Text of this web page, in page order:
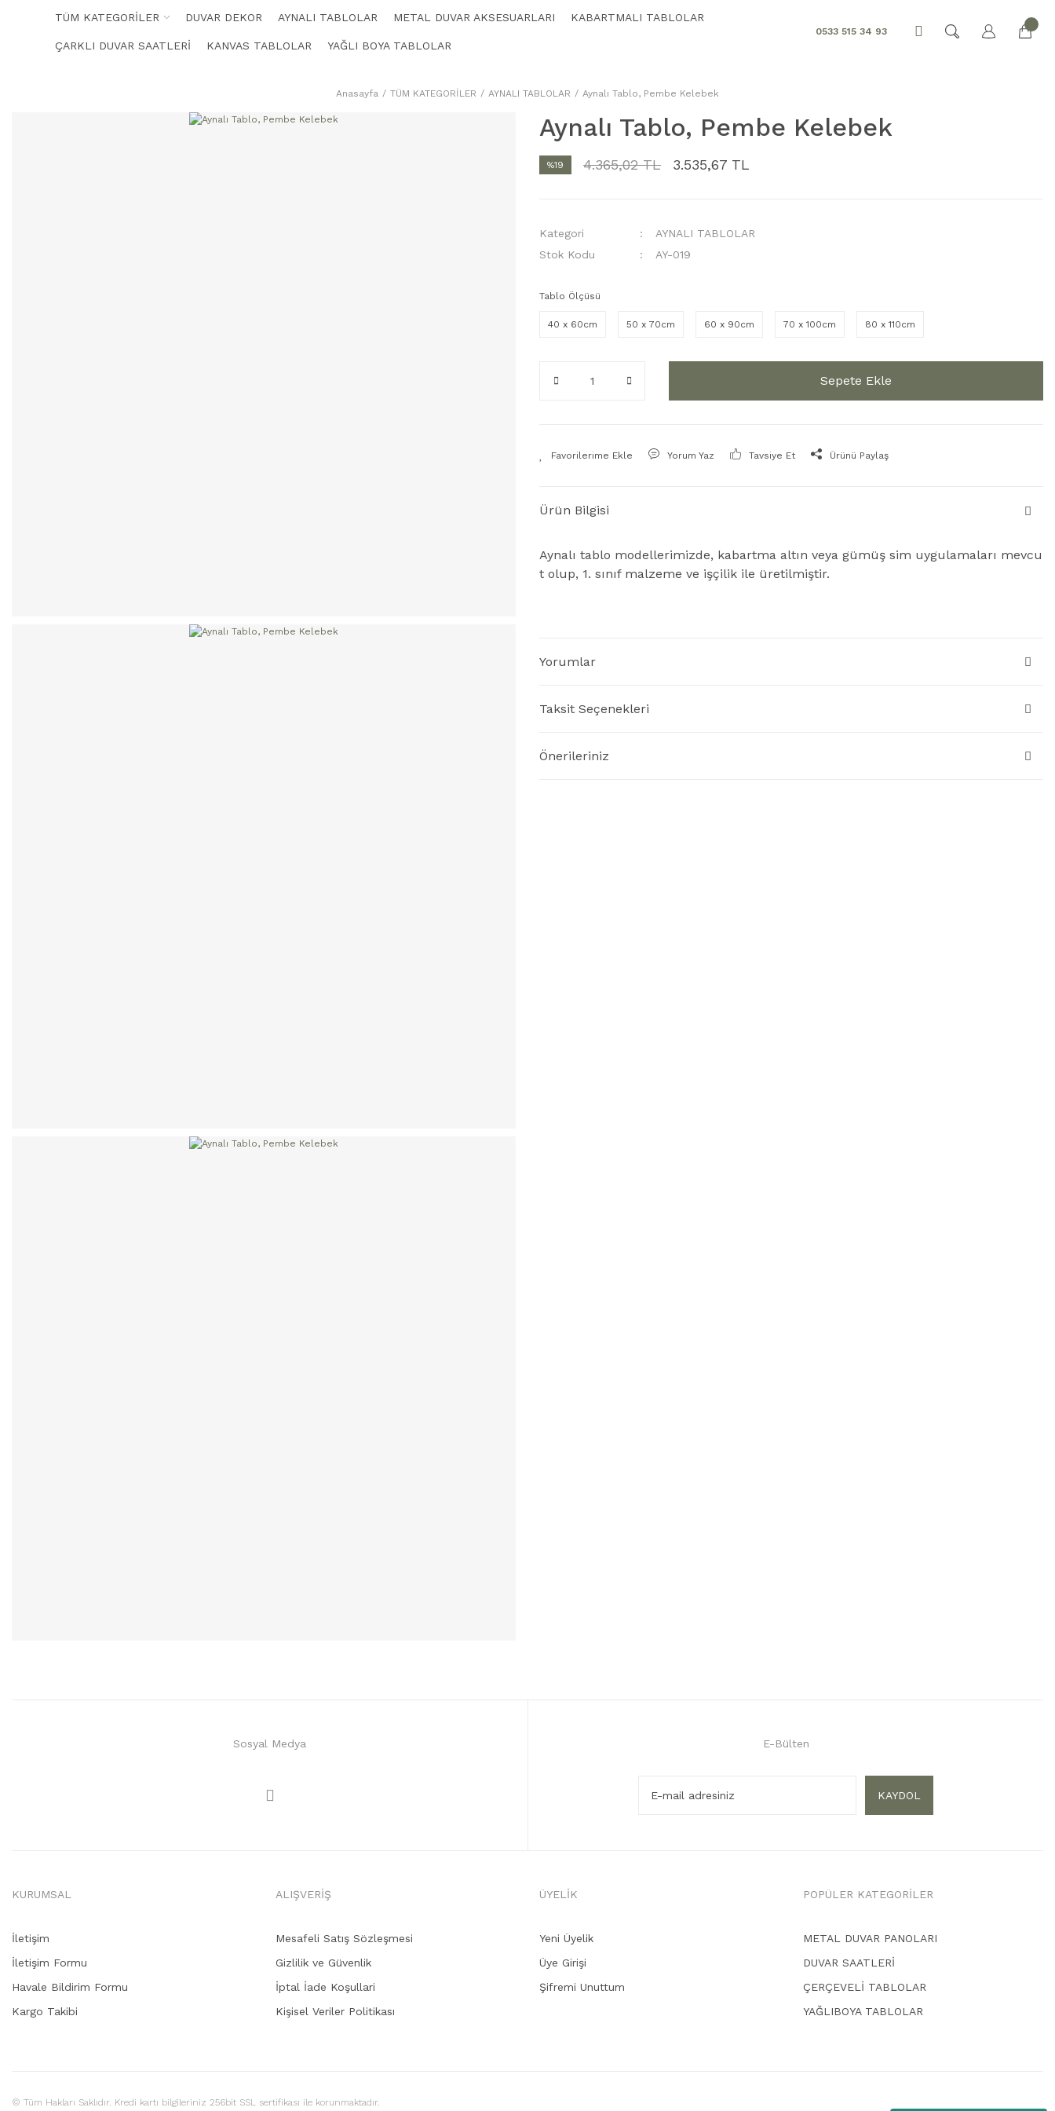
TÜM KATEGORİLER DUVAR DEKOR AYNALI TABLOLAR METAL DUVAR AKSESUARLARI KABARTMALI TABLOLAR
ÇARKLI DUVAR SAATLERİ KANVAS TABLOLAR YAĞLI BOYA TABLOLAR
0533 515 34 93
Anasayfa TÜM KATEGORİLER AYNALI TABLOLAR Aynalı Tablo, Pembe Kelebek
Aynalı Tablo, Pembe Kelebek
%19 4.365,02 TL 3.535,67 TL
Kategori
AYNALI TABLOLAR
Stok Kodu
AY-019
Tablo Ölçüsü
40 x 60cm 50 x 70cm 60 x 90cm 70 x 100cm 80 x 110cm
Sepete Ekle
Yorum Yaz Tavsiye Et Ürünü Paylaş
Ürün Bilgisi
Aynalı tablo modellerimizde, kabartma altın veya gümüş sim uygulamaları mevcu
t olup, 1. sınıf malzeme ve işçilik ile üretilmiştir.
Yorumlar
Taksit Seçenekleri
Önerileriniz
Sosyal Medya E-Bülten
KAYDOL
KURUMSAL
İletişim
İletişim Formu
Havale Bildirim Formu
Kargo Takibi
ALIŞVERİŞ
Mesafeli Satış Sözleşmesi
Gizlilik ve Güvenlik
İptal İade Koşullari
Kişisel Veriler Politikası
ÜYELİK
Yeni Üyelik
Üye Girişi
Şifremi Unuttum
POPÜLER KATEGORİLER
METAL DUVAR PANOLARI
DUVAR SAATLERİ
ÇERÇEVELİ TABLOLAR
YAĞLIBOYA TABLOLAR
© Tüm Hakları Saklıdır. Kredi kartı bilgileriniz 256bit SSL sertifikası ile korunmaktadır.